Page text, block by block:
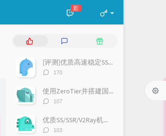
新
热
评
随
文[评测]优质高速稳定SS/VMess/Trojan等机场推荐
评
数：
170
使用ZeroTier并搭建国内moon内网穿透
评
数：
107
优质SS/SSR/V2Ray机场:GsouCloud
评
103